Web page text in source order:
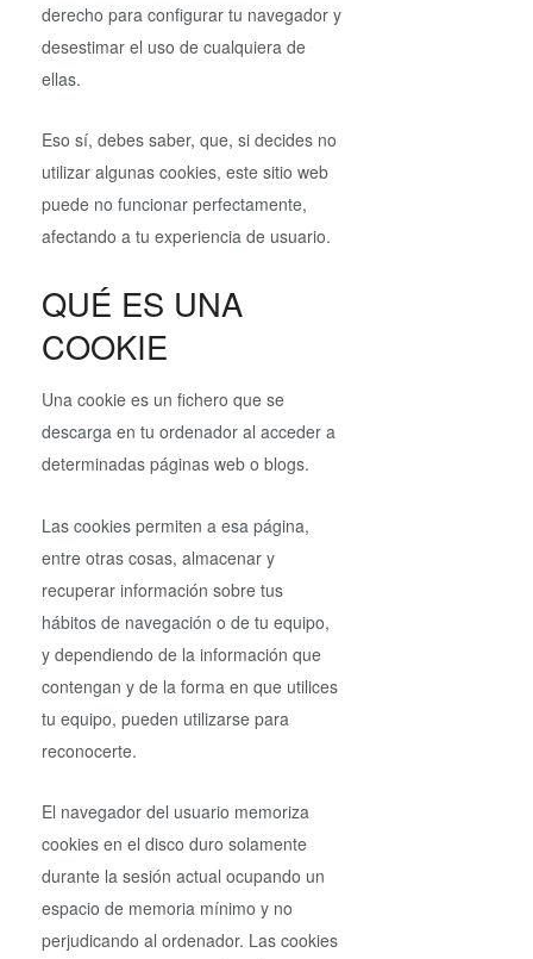
derecho para configurar tu navegador y
desestimar el uso de cualquiera de
ellas.
Eso sí, debes saber, que, si decides no
utilizar algunas cookies, este sitio web
puede no funcionar perfectamente,
afectando a tu experiencia de usuario.
QUÉ ES UNA
COOKIE
Una cookie es un fichero que se
descarga en tu ordenador al acceder a
determinadas páginas web o blogs.
Las cookies permiten a esa página,
entre otras cosas, almacenar y
recuperar información sobre tus
hábitos de navegación o de tu equipo,
y dependiendo de la información que
contengan y de la forma en que utilices
tu equipo, pueden utilizarse para
reconocerte.
El navegador del usuario memoriza
cookies en el disco duro solamente
durante la sesión actual ocupando un
espacio de memoria mínimo y no
perjudicando al ordenador. Las cookies